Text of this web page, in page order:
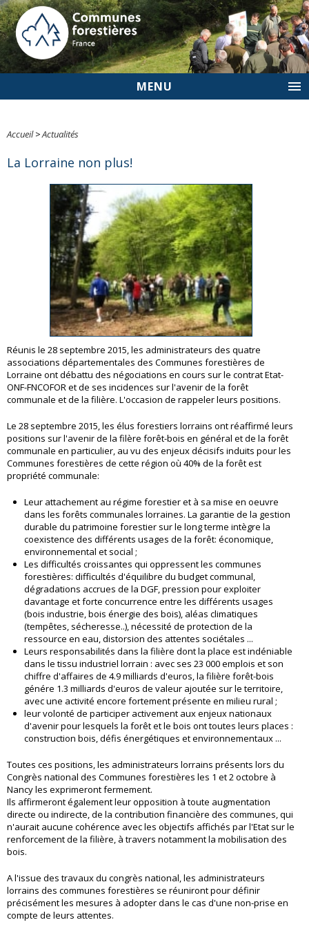
MENU
Accueil>Actualités
La Lorraine non plus!
Réunis le 28 septembre 2015, les administrateurs des quatre
associations départementales des Communes forestières de
Lorraine ont débattu des négociations en cours sur le contrat Etat-
ONF-FNCOFOR et de ses incidences sur l'avenir de la forêt
communale et de la filière. L'occasion de rappeler leurs positions.
Le 28 septembre 2015, les élus forestiers lorrains ont réaffirmé leurs
positions sur l'avenir de la filère forêt-bois en général et de la forêt
communale en particulier, au vu des enjeux décisifs induits pour les
Communes forestières de cette région où 40% de la forêt est
propriété communale:
Leur attachement au régime forestier et à sa mise en oeuvre
dans les forêts communales lorraines. La garantie de la gestion
durable du patrimoine forestier sur le long terme intègre la
coexistence des différents usages de la forêt: économique,
environnemental et social ;
Les difficultés croissantes qui oppressent les communes
forestières: difficultés d'équilibre du budget communal,
dégradations accrues de la DGF, pression pour exploiter
davantage et forte concurrence entre les différents usages
(bois industrie, bois énergie des bois), aléas climatiques
(tempêtes, sécheresse..), nécessité de protection de la
ressource en eau, distorsion des attentes sociétales ...
Leurs responsabilités dans la filière dont la place est indéniable
dans le tissu industriel lorrain : avec ses 23 000 emplois et son
chiffre d'affaires de 4.9 milliards d'euros, la filière forêt-bois
génére 1.3 milliards d'euros de valeur ajoutée sur le territoire,
avec une activité encore fortement présente en milieu rural ;
leur volonté de participer activement aux enjeux nationaux
d'avenir pour lesquels la forêt et le bois ont toutes leurs places :
construction bois, défis énergétiques et environnementaux ...
Toutes ces positions, les administrateurs lorrains présents lors du
Congrès national des Communes forestières les 1 et 2 octobre à
Nancy les exprimeront fermement.
Ils affirmeront également leur opposition à toute augmentation
directe ou indirecte, de la contribution financière des communes, qui
n'aurait aucune cohérence avec les objectifs affichés par l'Etat sur le
renforcement de la filière, à travers notamment la mobilisation des
bois.
A l'issue des travaux du congrès national, les administrateurs
lorrains des communes forestières se réuniront pour définir
précisément les mesures à adopter dans le cas d'une non-prise en
compte de leurs attentes.